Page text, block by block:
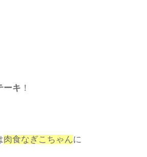
ーキ ！
肉食なぎこちゃんに